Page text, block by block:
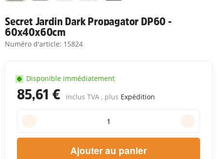
Secret Jardin Dark Propagator DP60 -
60x40x60cm
Numéro d'article: 15824
85,61 € inclus TVA , plus Expédition
Disponible immédiatement
Ajouter au panier